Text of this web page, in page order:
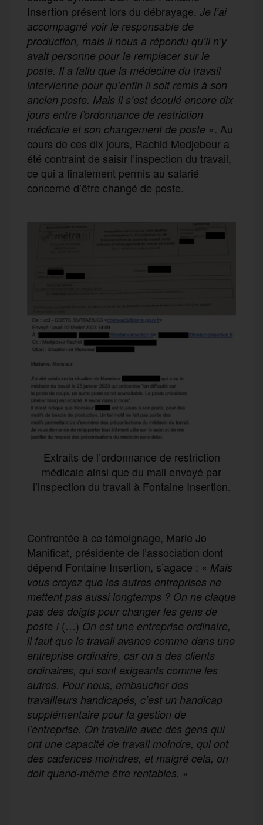
Insertion présent lors du débrayage. Je l’ai
accompagné voir le responsable de
production, mais il nous a répondu qu’il n’y
avait personne pour le remplacer sur le
poste. Il a fallu que la médecine du travail
intervienne pour qu’enfin il soit remis à son
ancien poste. Mais il s’est écoulé encore dix
jours entre l’ordonnance de restriction
médicale et son changement de poste ». Au
cours de ces dix jours, Rachid Medjebeur a
été contraint de saisir l’inspection du travail,
ce qui a finalement permis au salarié
concerné d’être changé de poste.
Extraits de l’ordonnance de restriction
médicale ainsi que du mail envoyé par
l’inspection du travail à Fontaine Insertion.
Confrontée à ce témoignage, Marie Jo
Manificat, présidente de l’association dont
dépend Fontaine Insertion, s’agace : « Mais
vous croyez que les autres entreprises ne
mettent pas aussi longtemps ? On ne claque
pas des doigts pour changer les gens de
poste ! (…) On est une entreprise ordinaire,
il faut que le travail avance comme dans une
entreprise ordinaire, car on a des clients
ordinaires, qui sont exigeants comme les
autres. Pour nous, embaucher des
travailleurs handicapés, c’est un handicap
supplémentaire pour la gestion de
l’entreprise. On travaille avec des gens qui
ont une capacité de travail moindre, qui ont
des cadences moindres, et malgré cela, on
doit quand-même être rentables. »